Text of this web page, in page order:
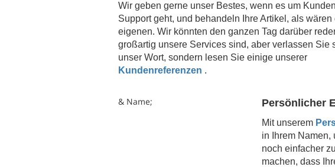
Wir geben gerne unser Bestes, wenn es um
Support geht, und behandeln Ihre Artikel, als wären
eigenen. Wir könnten den ganzen Tag darüber
großartig unsere Services sind, aber verlassen Sie
unser Wort, sondern lesen Sie einige unserer
Kundenreferenzen .
& Name; Persönlicher
Mit unserem
in Ihrem
noch einfacher
machen, dass